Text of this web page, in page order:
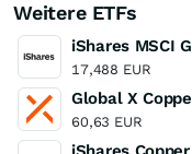
Weitere ETFs
17,488 EUR
60,63 EUR